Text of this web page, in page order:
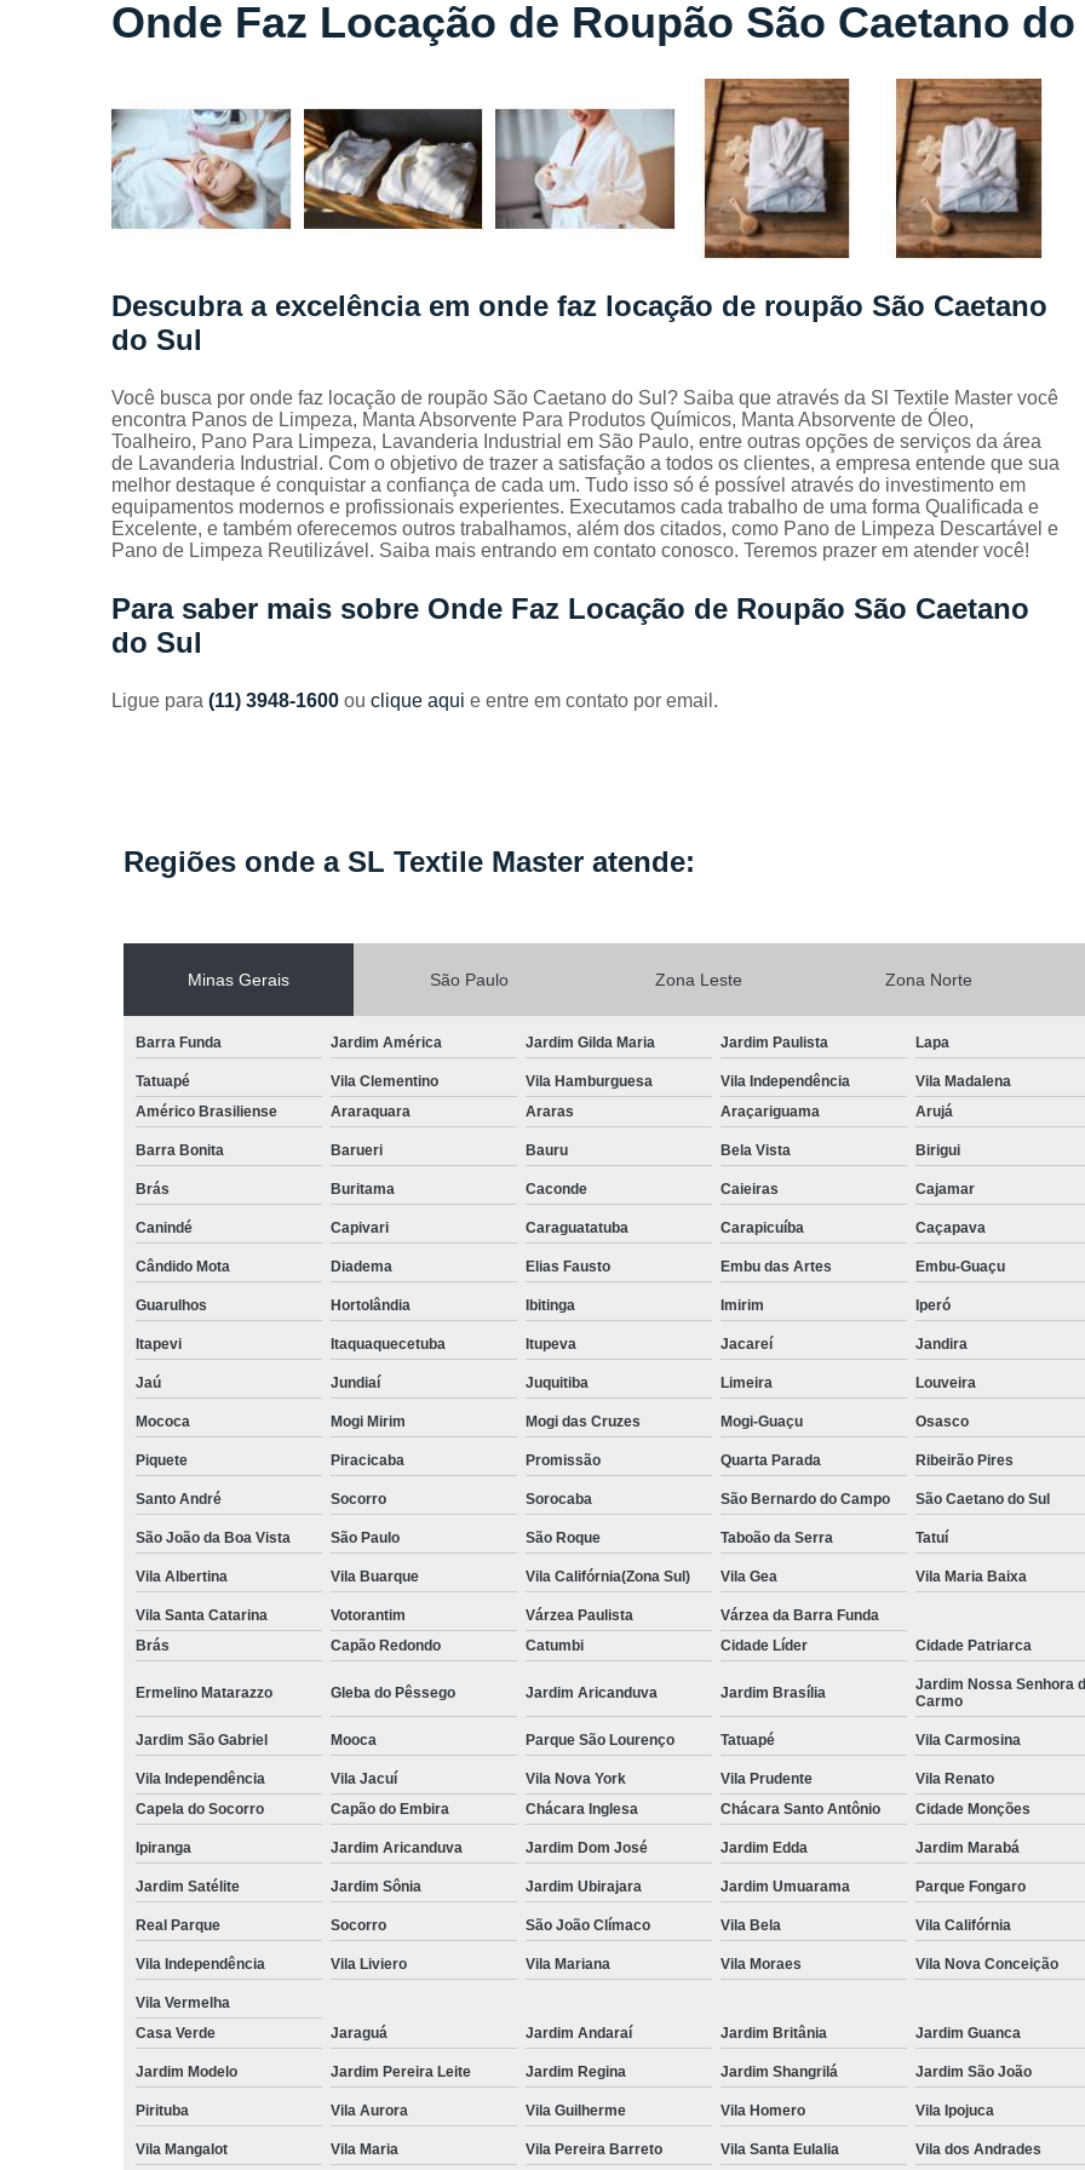
Locação
de lençóis
de banho
Locação
de toalhas
de
manicure
de rosto
industriais
Mantas
absorvente
Panos de
limpeza
Toalhas
Venda de
Lavagem de Toalha de Banho
Lavagem de Toalha para Salão de Beleza
Lavagem de Toalha São Paulo
Lavagem Toalha de Banho
Empresa de
Lavagem de Uniforme da Empresa
Lavagem de Uniforme de Salão de
Lavagem de Uniforme e Epi
Lavagem Especializada de Uniforme
Aluguel de Capa de Cortar Cabelo
Aluguel de Capa para Cortar Cabelo
Locação de Capa de Barbeiro Grande São
Locação de Capa de Cabeleireiro
Locação de Lençol Queen
Locação de
Aluguel de Toalha de Banho Adulto
Aluguel de Toalha de Banho Casal
Locação de Toalha de Banho
Locação de Toalha de Banho e Rosto
Locação de Toalha de Banho Industrial
Aluguel de Toalha Branca Manicure
Aluguel de Toalha para Manicure
Locação de Toalha de Manicure Branca
Locação de Toalha para Manicure
Locação de Toalha para Pedicure
Locação de Toalhas de
Locação de Toalhas de Manicure São
Locação de Toalha Branca de Rosto
Locação de Toalha de Rosto
Locação de Toalha de Rosto e Banho
Locação de Toalha de Rosto para Salão
Locação de Toalha de Rosto São
Locação de Toalha Rosto Branca
Aluguel de Toalha Industrial Virgem
Locação de Toalha Industrial Relavada
Locação de Toalha para Salão de Beleza
Manta Absorvente Azul
Manta Absorvente
Manta Absorvente Industrial
Onde Faz Locação de Roupão São Caetano
Descubra a excelência em onde faz locação de roupão São Caetano
do Sul
Você busca por onde faz locação de roupão São Caetano do Sul? Saiba que através da Sl Textile Master você
encontra Panos de Limpeza, Manta Absorvente Para Produtos Químicos, Manta Absorvente de Óleo,
Toalheiro, Pano Para Limpeza, Lavanderia Industrial em São Paulo, entre outras opções de serviços da área
de Lavanderia Industrial. Com o objetivo de trazer a satisfação a todos os clientes, a empresa entende que sua
melhor destaque é conquistar a confiança de cada um. Tudo isso só é possível através do investimento em
equipamentos modernos e profissionais experientes. Executamos cada trabalho de uma forma Qualificada e
Excelente, e também oferecemos outros trabalhamos, além dos citados, como Pano de Limpeza Descartável e
Pano de Limpeza Reutilizável. Saiba mais entrando em contato conosco. Teremos prazer em atender você!
Para saber mais sobre Onde Faz Locação de Roupão São Caetano
do Sul
Ligue para (11) 3948-1600 ou clique aqui e entre em contato por email.
Regiões onde a SL Textile Master atende:
Minas Gerais São Paulo Zona Leste Zona Norte
Barra Funda Jardim América Jardim Gilda Maria Jardim Paulista Lapa
Tatuapé Vila Clementino Vila Hamburguesa Vila Independência Vila Madalena
Américo Brasiliense
Araraquara Araras Araçariguama Arujá
Barra Bonita Barueri Bauru Bela Vista Birigui
Brás Buritama Caconde Caieiras Cajamar
Canindé Capivari Caraguatatuba Carapicuíba Caçapava
Cândido Mota Diadema Elias Fausto Embu das Artes Embu-Guaçu
Guarulhos Hortolândia Ibitinga Imirim Iperó
Itapevi Itaquaquecetuba Itupeva Jacareí Jandira
Jaú Jundiaí Juquitiba Limeira Louveira
Mococa Mogi Mirim Mogi das Cruzes Mogi-Guaçu Osasco
Piquete Piracicaba Promissão Quarta Parada Ribeirão Pires
Santo André Socorro Sorocaba São Bernardo do Campo São Caetano do Sul
São João da Boa Vista São Paulo São Roque Taboão da Serra Tatuí
Vila Albertina Vila Buarque Vila Califórnia(Zona Sul) Vila Gea Vila Maria Baixa
Vila Santa Catarina Votorantim Várzea Paulista
Várzea da Barra Funda
Brás
Capão Redondo Catumbi Cidade Líder Cidade Patriarca
Ermelino Matarazzo Gleba do Pêssego Jardim Aricanduva Jardim Brasília
Jardim Nossa Senhora
Carmo
Jardim São Gabriel Mooca Parque São Lourenço Tatuapé Vila Carmosina
Vila Independência Vila Jacuí Vila Nova York Vila Prudente Vila Renato
Capela do Socorro
Capão do Embira Chácara Inglesa Chácara Santo Antônio Cidade Monções
Ipiranga Jardim Aricanduva Jardim Dom José Jardim Edda Jardim Marabá
Jardim Satélite Jardim Sônia Jardim Ubirajara Jardim Umuarama Parque Fongaro
Real Parque Socorro São João Clímaco Vila Bela Vila Califórnia
Vila Independência Vila Liviero Vila Mariana Vila Moraes Vila Nova Conceição
Vila Vermelha
Casa Verde
Jaraguá Jardim Andaraí Jardim Britânia Jardim Guanca
Jardim Modelo Jardim Pereira Leite Jardim Regina Jardim Shangrilá Jardim São João
Pirituba Vila Aurora Vila Guilherme Vila Homero Vila Ipojuca
Vila Mangalot Vila Maria Vila Pereira Barreto Vila Santa Eulalia Vila dos Andrades